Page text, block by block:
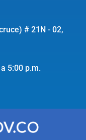
# 21N - 02,
5:00 p.m.